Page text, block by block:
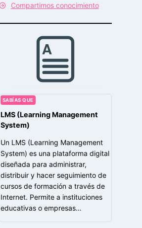
Compartimos conocimiento
SABÍAS QUE
LMS (Learning Management
System)
Un LMS (Learning Management
System) es una plataforma digital
diseñada para administrar,
distribuir y hacer seguimiento de
cursos de formación a través de
Internet. Permite a instituciones
educativas o empresas…